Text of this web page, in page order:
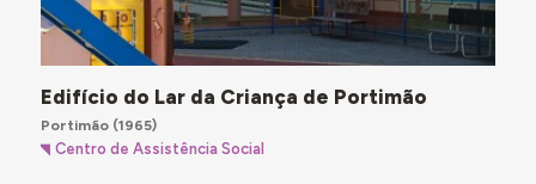
Edifício do Lar da Criança de Portimão
Portimão(1965)
Centro de Assistência Social